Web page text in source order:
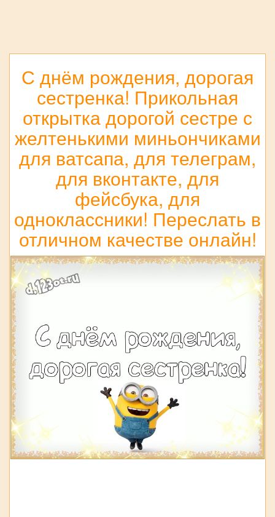
С днём рождения, дорогая
сестренка! Прикольная
открытка дорогой сестре с
желтенькими миньончиками
для ватсапа, для телеграм,
для вконтакте, для
фейсбука, для
одноклассники! Переслать в
отличном качестве онлайн!